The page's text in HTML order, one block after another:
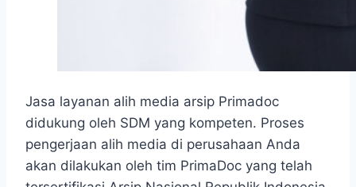
Jasa layanan alih media arsip Primadoc
didukung oleh SDM yang kompeten. Proses
pengerjaan alih media di perusahaan Anda
akan dilakukan oleh tim PrimaDoc yang telah